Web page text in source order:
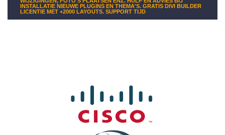
INSTALLATIE NIEUWE PLUGINS EN THEMA'S. GRATIS DIVI BUILDER
LICENTIE MET +2000 LAYOUTS. SUPPORT TIJD